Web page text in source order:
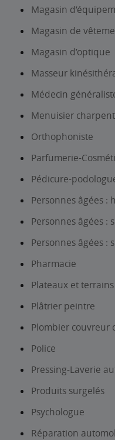
Magasin
Magasin de
Magasin d’optique
Masseur
Médecin
Menuisier
Orthophoniste
Parfumerie-
Pédicure-
Personnes âgées :
Personnes âgées :
Personnes âgées :
Pharmacie
Plateaux et
Plâtrier peintre
Plombier couvreur
Police
Pressing-Laverie
Produits surgelés
Psychologue
Réparation